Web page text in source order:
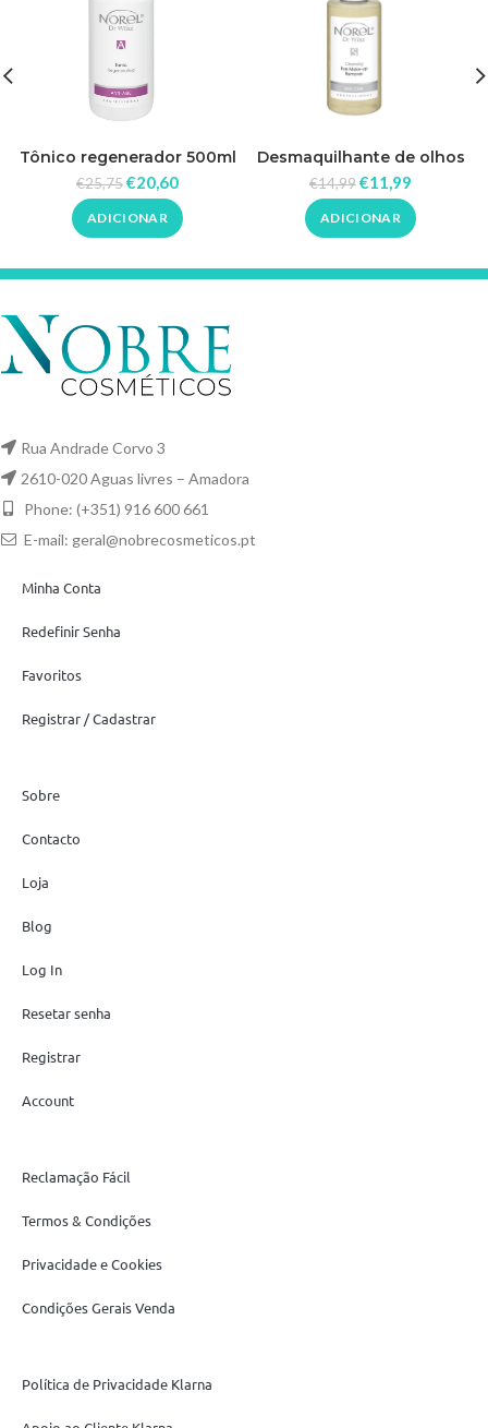
Tônico regenerador 500ml
– Norel
€25,75€20,60
ADICIONAR
Desmaquilhante de olhos
150ml – Norel
€14,99€11,99
ADICIONAR
Rua Andrade Corvo 3
2610-020 Aguas livres – Amadora
Phone: (+351) 916 600 661
E-mail: geral@nobrecosmeticos.pt
Minha Conta
Redefinir Senha
Favoritos
Registrar / Cadastrar
Sobre
Contacto
Loja
Blog
Log In
Resetar senha
Registrar
Account
Reclamação Fácil
Termos & Condições
Privacidade e Cookies
Condições Gerais Venda
Política de Privacidade Klarna